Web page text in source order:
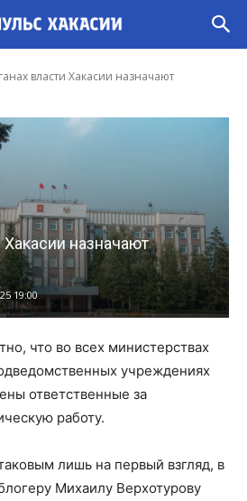
власти Хакасии назначают
Хакасии назначают
19:00
что во всех министерствах
учреждениях
ответственные за
работу.
лишь на первый взгляд, в
Михаилу Верхотурову